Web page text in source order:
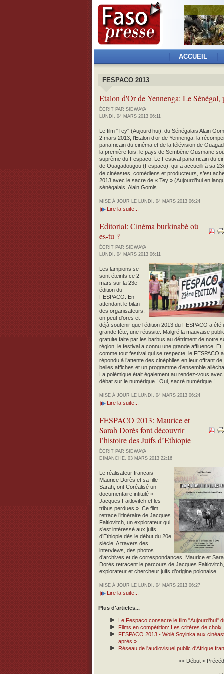
ACCUEIL
FESPACO 2013
Etalon d'Or de Yennenga: Le Sénégal,
ÉCRIT PAR SIDWAYA
LUNDI, 04 MARS 2013 06:11
Le film "Tey" (Aujourd’hui), du Sénégalais Alain
2 mars 2013, l’Etalon d’or de Yennenga, la
panafricain du cinéma et de la télévision de
la première fois, le pays de Sembène Ousmane
suprême du Fespaco. Le Festival panafricain du
de Ouagadougou (Fespaco), qui a accueilli à sa
de cinéastes, comédiens et producteurs, s’est
2013 avec le sacre de « Tey » (Aujourd’hui en
sénégalais, Alain Gomis.
MISE À JOUR LE LUNDI, 04 MARS 2013 06:24
Lire la suite...
Editorial: Cinéma burkinabè où
es-tu ?
ÉCRIT PAR SIDWAYA
LUNDI, 04 MARS 2013 06:11
Les lampions se
sont éteints ce 2
mars sur la 23e
édition du
FESPACO. En
attendant le bilan
des organisateurs,
on peut d’ores et
déjà soutenir que l’édition 2013 du FESPACO a été
grande fête, une réussite. Malgré la mauvaise
gratuite faite par les barbus au détriment de notre
région, le festival a connu une grande affluence. Et
comme tout festival qui se respecte, le FESPACO a
répondu à l’attente des cinéphiles en leur offrant de
belles affiches et un programme d’ensemble
La polémique était également au rendez-vous avec
débat sur le numérique ! Oui, sacré numérique !
MISE À JOUR LE LUNDI, 04 MARS 2013 06:24
Lire la suite...
FESPACO 2013: Maurice et
Sarah Dorès font découvrir
l’histoire des Juifs d’Ethiopie
ÉCRIT PAR SIDWAYA
DIMANCHE, 03 MARS 2013 22:16
Le réalisateur français
Maurice Dorès et sa fille
Sarah, ont Coréalisé un
documentaire intitulé «
Jacques Faitlovitch et les
tribus perdues ». Ce film
retrace l’itinéraire de Jacques
Faitlovitch, un explorateur qui
s’est intéressé aux juifs
d’Ethiopie dès le début du 20e
siècle. A travers des
interviews, des photos
d’archives et de correspondances, Maurice et
Dorès retracent le parcours de Jacques
explorateur et chercheur juifs d’origine polonaise.
MISE À JOUR LE LUNDI, 04 MARS 2013 06:27
Lire la suite...
Plus d'articles...
Le Fespaco consacre le film "Aujourd'hui"
Films en compétition: Les critères de choix
FESPACO 2013 - Wolé Soyinka aux
après »
Réseau de l'audiovisuel public d'Afrique
<< Début <